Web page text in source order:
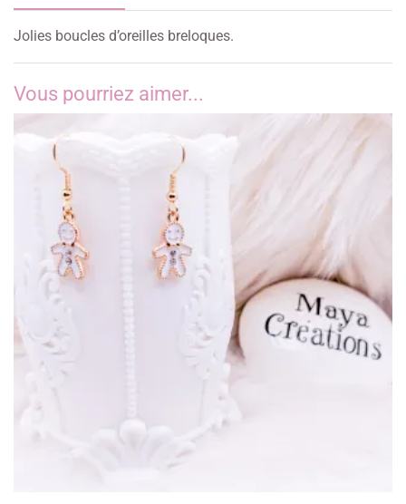
Jolies boucles d’oreilles breloques.
Vous pourriez aimer...